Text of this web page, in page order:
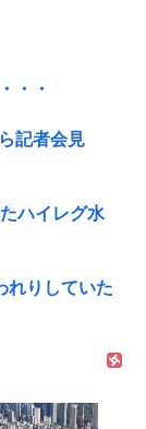
・・
記者会見
ハイレグ水
れりしていた